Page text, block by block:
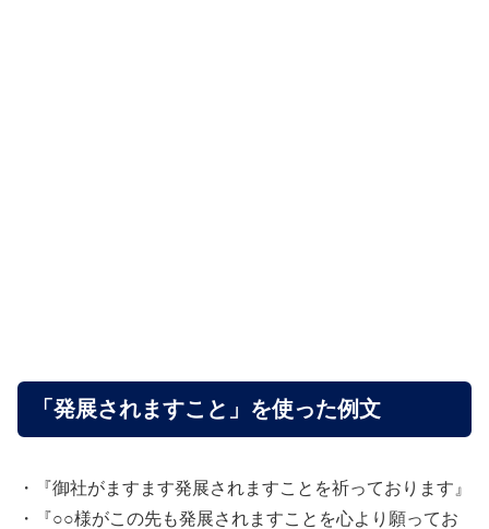
「発展されますこと」を使った例文
・『御社がますます発展されますことを祈っております』
・『○○様がこの先も発展されますことを心より願ってお